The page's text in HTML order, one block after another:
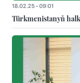
18.02.25 - 09:01
Türkmenistanyň